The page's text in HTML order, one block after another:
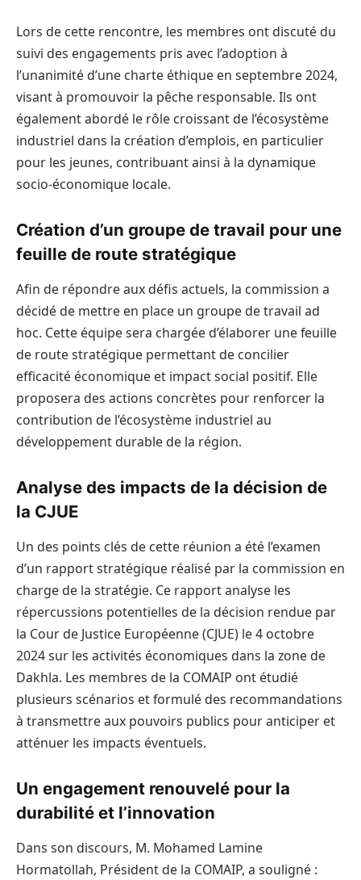
Lors de cette rencontre, les membres ont discuté du
suivi des engagements pris avec l’adoption à
l’unanimité d’une charte éthique en septembre 2024,
visant à promouvoir la pêche responsable. Ils ont
également abordé le rôle croissant de l’écosystème
industriel dans la création d’emplois, en particulier
pour les jeunes, contribuant ainsi à la dynamique
socio-économique locale.
Création d’un groupe de travail pour une
feuille de route stratégique
Afin de répondre aux défis actuels, la commission a
décidé de mettre en place un groupe de travail ad
hoc. Cette équipe sera chargée d’élaborer une feuille
de route stratégique permettant de concilier
efficacité économique et impact social positif. Elle
proposera des actions concrètes pour renforcer la
contribution de l’écosystème industriel au
développement durable de la région.
Analyse des impacts de la décision de
la CJUE
Un des points clés de cette réunion a été l’examen
d’un rapport stratégique réalisé par la commission en
charge de la stratégie. Ce rapport analyse les
répercussions potentielles de la décision rendue par
la Cour de Justice Européenne (CJUE) le 4 octobre
2024 sur les activités économiques dans la zone de
Dakhla. Les membres de la COMAIP ont étudié
plusieurs scénarios et formulé des recommandations
à transmettre aux pouvoirs publics pour anticiper et
atténuer les impacts éventuels.
Un engagement renouvelé pour la
durabilité et l’innovation
Dans son discours, M. Mohamed Lamine
Hormatollah, Président de la COMAIP, a souligné :